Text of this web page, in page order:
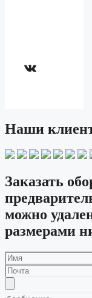
ВКонтакте
Наши
Заказать
можно
размерами